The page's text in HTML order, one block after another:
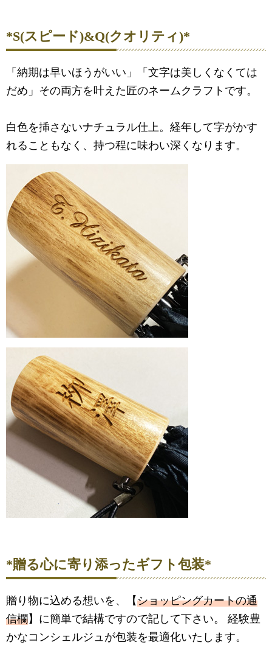
*S(スピード)&Q(クオリティ)*
「納期は早いほうがいい」「文字は美しくなくては
だめ」その両方を叶えた匠のネームクラフトです。
白色を挿さないナチュラル仕上。経年して字がかす
れることもなく、持つ程に味わい深くなります。
*贈る心に寄り添ったギフト包装*
贈り物に込める想いを、【ショッピングカートの通
信欄】に簡単で結構ですので記して下さい。 経験豊
かなコンシェルジュが包装を最適化いたします。